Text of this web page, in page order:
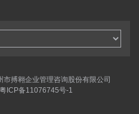
搏翱企业管理咨询股份有限公司
粤ICP备11076745号-1